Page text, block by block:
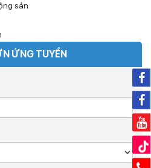
sản
ỨNG TUYỂN